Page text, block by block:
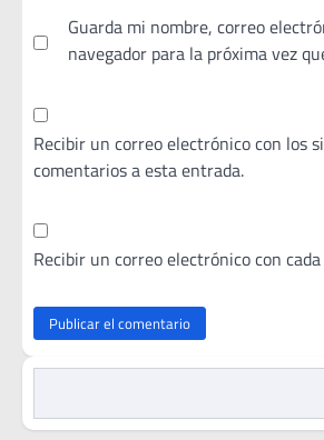
Guarda mi nombre, correo
navegador para la próxima vez
Recibir un correo electrónico con los
comentarios a esta entrada.
Recibir un correo electrónico con